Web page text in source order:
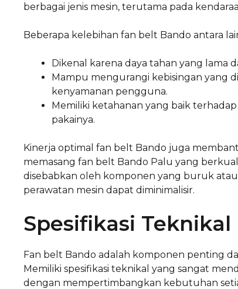
berbagai jenis mesin, terutama pada
Beberapa kelebihan fan belt Bando antara
Dikenal karena daya tahan yang lama
Mampu mengurangi kebisingan yang
kenyamanan pengguna.
Memiliki ketahanan yang baik
pakainya.
Kinerja optimal fan belt Bando juga
memasang fan belt Bando Palu yang
disebabkan oleh komponen yang buruk
perawatan mesin dapat diminimalisir.
Spesifikasi
Fan belt Bando adalah komponen penting
Memiliki spesifikasi teknikal yang sangat
dengan mempertimbangkan kebutuhan